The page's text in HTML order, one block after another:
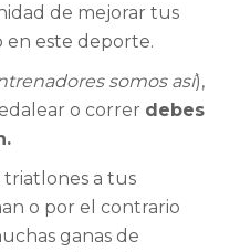
de mejorar tus
en este deporte.
somos así),
o correr debes
a tus
o por el contrario
ganas de